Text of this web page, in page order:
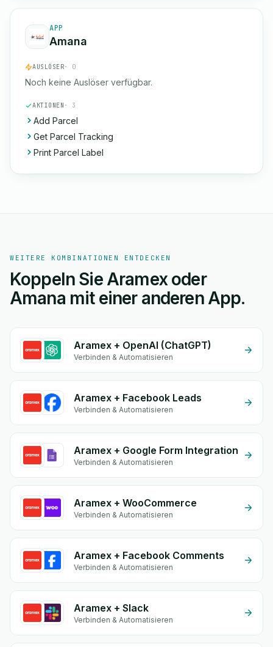
APP
Amana
AUSLÖSER· 0
Noch keine Auslöser verfügbar.
AKTIONEN · 3
Add Parcel
Get Parcel Tracking
Print Parcel Label
WEITERE KOMBINATIONEN ENTDECKEN
Koppeln Sie Aramex oder
Amana mit einer anderen App.
Aramex + OpenAI (ChatGPT)
Verbinden & Automatisieren
Aramex + Facebook Leads
Verbinden & Automatisieren
Aramex + Google Form Integration
Verbinden & Automatisieren
Aramex + WooCommerce
Verbinden & Automatisieren
Aramex + Facebook Comments
Verbinden & Automatisieren
Aramex + Slack
Verbinden & Automatisieren